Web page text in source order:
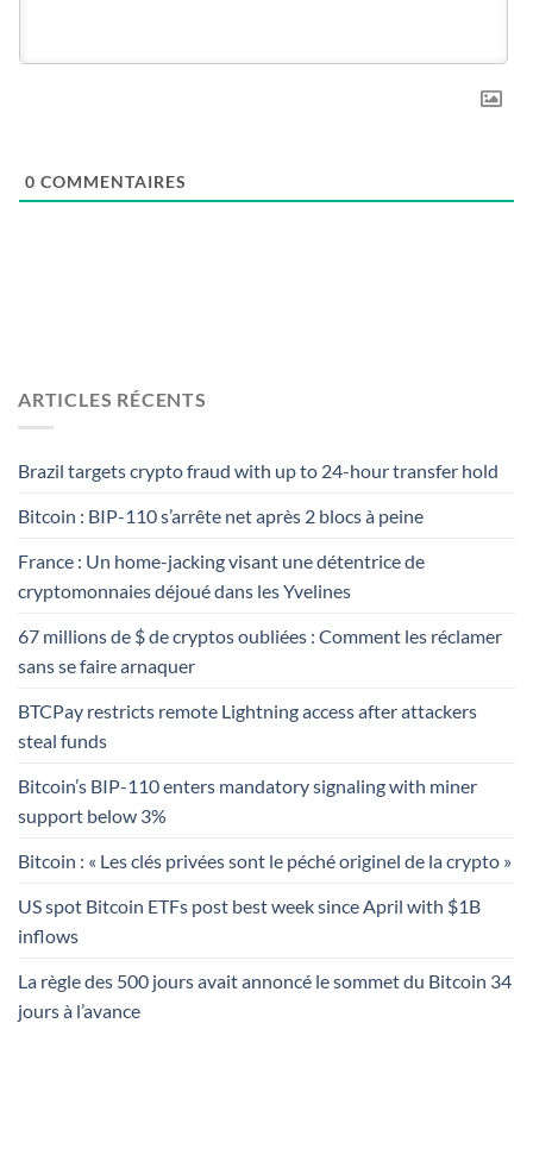
0 COMMENTAIRES
ARTICLES RÉCENTS
Brazil targets crypto fraud with up to 24-hour transfer hold
Bitcoin : BIP-110 s’arrête net après 2 blocs à peine
France : Un home-jacking visant une détentrice de
cryptomonnaies déjoué dans les Yvelines
67 millions de $ de cryptos oubliées : Comment les réclamer
sans se faire arnaquer
BTCPay restricts remote Lightning access after attackers
steal funds
Bitcoin’s BIP-110 enters mandatory signaling with miner
support below 3%
Bitcoin : « Les clés privées sont le péché originel de la crypto »
US spot Bitcoin ETFs post best week since April with $1B
inflows
La règle des 500 jours avait annoncé le sommet du Bitcoin 34
jours à l’avance